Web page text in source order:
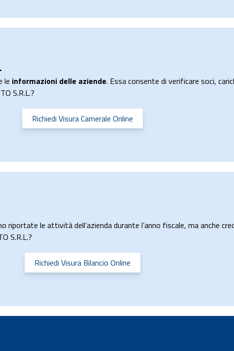
le informazioni delle aziende. Essa consente di verificare soci,
S.R.L.?
Richiedi Visura Camerale Online
riportate le attività dell’azienda durante l’anno fiscale, ma anche
S.R.L.?
Richiedi Visura Bilancio Online